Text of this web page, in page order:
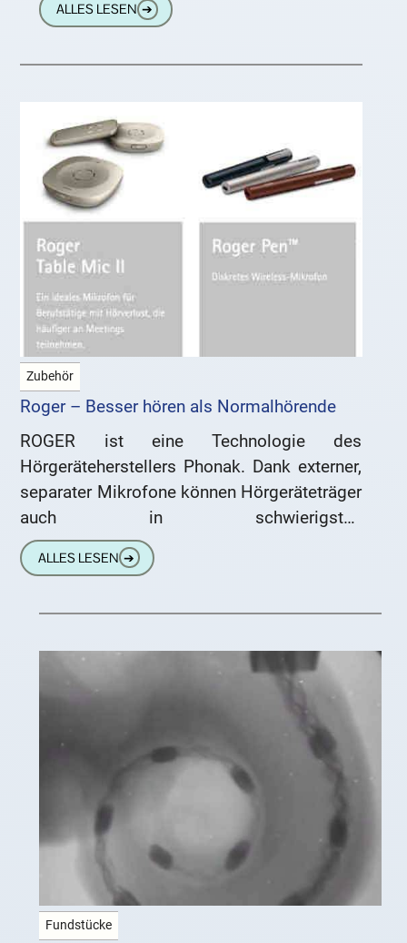
ALLES LESEN ➔
Zubehör
Roger – Besser hören als Normalhörende
ROGER ist eine Technologie des
Hörgeräteherstellers Phonak. Dank externer,
separater Mikrofone können Hörgeräteträger
auch in schwierigsten
Gesprächsumgebungen ein exzellentes
Sprachverstehen erreichen. Dabei werden die
bei Konferenzen in
ALLES LESEN ➔
Fundstücke